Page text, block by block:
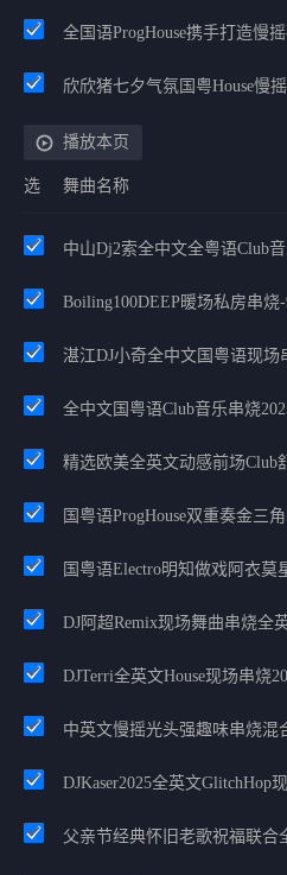
播放本页
选 舞曲名称
湛江DJ小奇全中文国粤语现场
精选欧美全英文动感前场Club
DJKaser2025全英文GlitchHop